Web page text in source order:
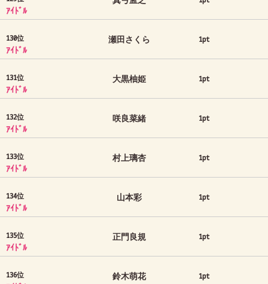
ｱｲﾄﾞﾙ
130位
ｱｲﾄﾞﾙ
瀬田さくら 1pt
131位
ｱｲﾄﾞﾙ
大黒柚姫 1pt
132位
ｱｲﾄﾞﾙ
咲良菜緒 1pt
133位
ｱｲﾄﾞﾙ
村上璃杏 1pt
134位
ｱｲﾄﾞﾙ
山本彩 1pt
135位
ｱｲﾄﾞﾙ
正門良規 1pt
136位 鈴木萌花 1pt